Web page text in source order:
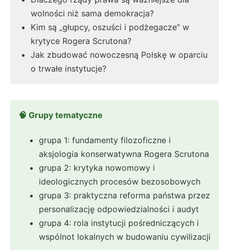
wolności niż sama demokracja?
Kim są „głupcy, oszuści i podżegacze” w
krytyce Rogera Scrutona?
Jak zbudować nowoczesną Polskę w oparciu
o trwałe instytucje?
🧠 Grupy tematyczne
grupa 1: fundamenty filozoficzne i
aksjologia konserwatywna Rogera Scrutona
grupa 2: krytyka nowomowy i
ideologicznych procesów bezosobowych
grupa 3: praktyczna reforma państwa przez
personalizację odpowiedzialności i audyt
grupa 4: rola instytucji pośredniczących i
wspólnot lokalnych w budowaniu cywilizacji